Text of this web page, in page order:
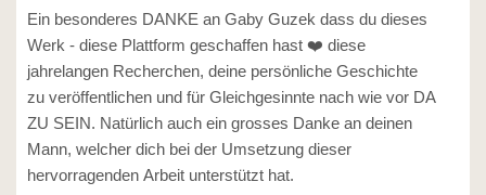
Ein besonderes DANKE an Gaby Guzek dass du dieses
Werk - diese Plattform geschaffen hast ❤️ diese
jahrelangen Recherchen, deine persönliche Geschichte
zu veröffentlichen und für Gleichgesinnte nach wie vor DA
ZU SEIN. Natürlich auch ein grosses Danke an deinen
Mann, welcher dich bei der Umsetzung dieser
hervorragenden Arbeit unterstützt hat.